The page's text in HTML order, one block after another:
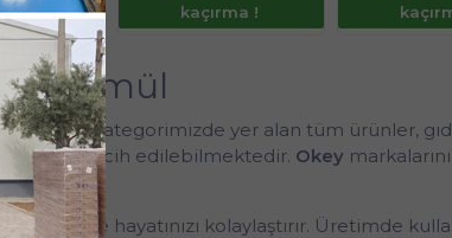
!
kaçırma !
Formül
Kategorimizde yer alan tüm ürünler,
güvenle tercih edilebilmektedir. Okey
hayatınızı kolaylaştırır. Üretimde